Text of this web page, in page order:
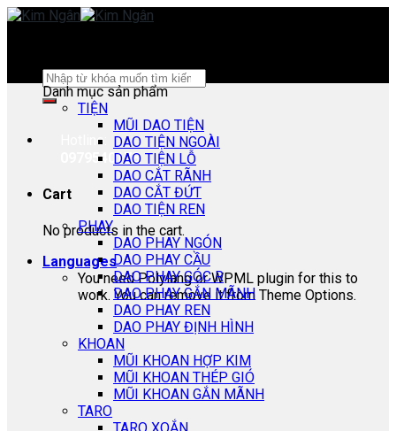
Skip
Search
for:
Hotline:
0979540178
Cart
No products in the cart.
Languages
You need Polylang or WPML plugin for this to
work. You can remove it from Theme Options.
Danh mục sản phẩm
TIỆN
MŨI DAO TIỆN
DAO TIỆN NGOÀI
DAO TIỆN LỖ
DAO CẮT RÃNH
DAO CẮT ĐỨT
DAO TIỆN REN
PHAY
DAO PHAY NGÓN
DAO PHAY CẦU
DAO PHAY GÓC R
DAO PHAY GẮN MÃNH
DAO PHAY REN
DAO PHAY ĐỊNH HÌNH
KHOAN
MŨI KHOAN HỢP KIM
MŨI KHOAN THÉP GIÓ
MŨI KHOAN GẮN MÃNH
TARO